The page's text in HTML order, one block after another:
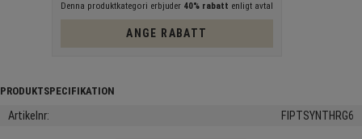
Denna produktkategori erbjuder 40% rabatt enligt avtal
ANGE RABATT
Artikelnr FIPTSYNTHRG6